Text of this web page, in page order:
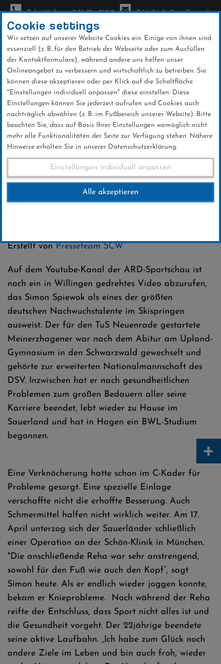
Direkt
zum
Inhalt
Ticket-Hotline: +49 56 32 - 960-0 E-Mail: info@sc-willingen.de
News
SCW Splitter - Simon Spiewok
wieder zu Hause
Erstellt vonPresseteam SCW
Auf dem Youtube-Kanal der ARD-Sportschau ist
noch ein in Willingen gedrehtes Video abzurufen,
das Simon Spiewok als eines der größten
deutschen Nachwuchstalente im Skispringen
ausweist. Der für den TuS Neuenrade gestartete
Meinerzhagener war nach dem Abitur am Upland-
Gymnasium in den Schwarzwald gewechselt und
gehörte zur erweiterten Nationalmannschaft des
DSV. Inzwischen hat er nach gesundheitlichen
Problemen zum großen Bedauern aller seine
Karriere beendet, lebt wieder zu Hause im
Sauerland und hat in Hagen ein BWL-Studium
begonnen.
Eine Verknöcherung hatte schon im C-Kader für
Probleme gesorgt. Eine spezielle Einlage
verschaffte nicht die erhoffte Besserung. Auch
Schmermittel halfen nicht wirklich weiter. Am 17.
April unterzog sich der Sauerländer schließlich
einer Operation an der Schön-Klinik in München.
"Die anschließende Reha war sehr anstrengend,
sowohl für den Fuß wie auch den Kopf“, sagt
Simon heute. Als er endlich wieder joggen konnte,
bekam er Knieprobleme. Noch während der Reha
reifte der Entschluss, dass Sport nicht alles ist und
die Gesundheit vorgeht. Der 22jährige beendete
seine aktive Laufbahn. „Ich habe zum Glück noch
andere Ziele im Leben und bin auch froh, wieder
Cookie settings
Wir setzen auf unserer Website Cookies ein. Einige von ihnen sind
essenziell (z. B. für den Betrieb der Webseite oder zum Ausfüllen
der Kontaktformulare), während andere uns helfen unser
Onlineangebot zu verbessern und wirtschaftlich zu betreiben. Sie
können diese akzeptieren oder per Klick auf die Schaltfläche
"Einstellungen individuell anpassen" diese einstellen. Diese
Einstellungen können Sie jederzeit aufrufen und Cookies auch
nachträglich abwählen (z. B. im Fußbereich unserer Website). Bitte
beachten Sie, dass auf Basis Ihrer Einstellungen womöglich nicht
mehr alle Funktionalitäten der Seite zur Verfügung stehen. Nähere
Hinweise erhalten Sie in unserer Datenschutzerklärung.
Einstellungen individuell anpassen
Alle akzeptieren
+